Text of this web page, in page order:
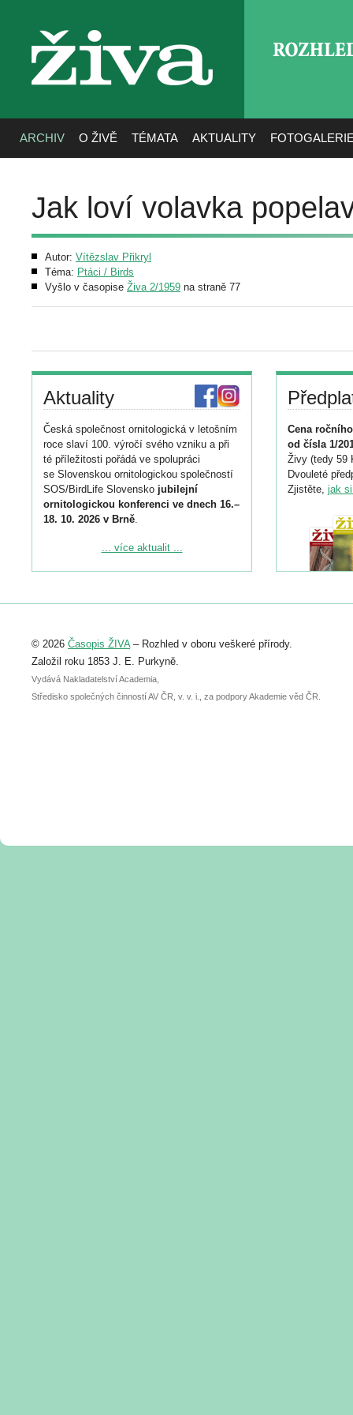
živa
ARCHIV O ŽIVĚ TÉMATA AKTUALITY
Jak loví volavka
Autor: Vítězslav Přikryl
Téma: Ptáci / Birds
Vyšlo v časopise Živa 2/1959 na straně 77
Aktuality
Česká společnost ornitologická v letošním
roce slaví 100. výročí svého vzniku a při
té příležitosti pořádá ve spolupráci
se Slovenskou ornitologickou společností
SOS/BirdLife Slovensko jubilejní
ornitologickou konferenci ve dnech 16.–
18. 10. 2026 v Brně.
Podrobnější informace ke konferenci
Registrovat se můžete do 6. září.
abstraktu přihlášené přednášky nebo
posteru je už 30. června.
... více aktualit ...
Cena
od čísla 1/
Živy (tedy 59
Dvouleté
Zjistěte, jak
© 2026 Časopis ŽIVA– Rozhled v oboru veškeré přírody.
Založil roku 1853 J. E. Purkyně.
Vydává Nakladatelství Academia,
Středisko společných činností AV ČR, v. v. i., za podpory Akademie věd ČR.